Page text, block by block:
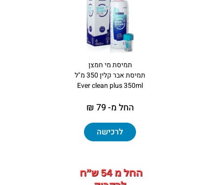
תמיסת מי חמצן
תמיסת אבר קלין 350 מ"ל
Ever clean plus 350ml
החל מ- 79 ₪
לרכישה